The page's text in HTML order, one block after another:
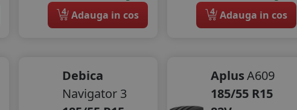
4 Adauga in cos
4 Adauga in cos
Debica
Navigator 3
AplusA609
185/55 R15